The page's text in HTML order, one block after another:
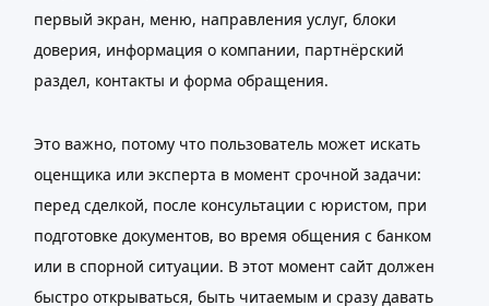
первый экран, меню, направления услуг, блоки
доверия, информация о компании, партнёрский
раздел, контакты и форма обращения.
Это важно, потому что пользователь может искать
оценщика или эксперта в момент срочной задачи:
перед сделкой, после консультации с юристом, при
подготовке документов, во время общения с банком
или в спорной ситуации. В этот момент сайт должен
быстро открываться, быть читаемым и сразу давать